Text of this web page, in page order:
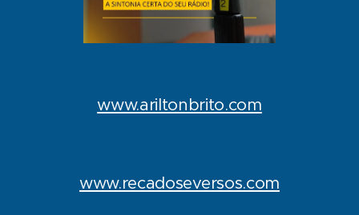
www.ariltonbrito.com
www.recadoseversos.com